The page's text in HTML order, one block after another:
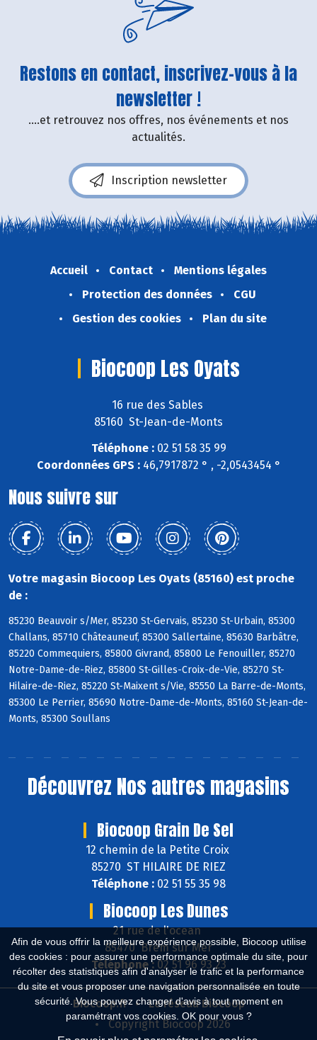
Afin de vous offrir la meilleure expérience possible, Biocoop utilise
des cookies : pour assurer une performance optimale du site, pour
récolter des statistiques afin d'analyser le trafic et la performance
du site et vous proposer une navigation personnalisée en toute
sécurité. Vous pouvez changer d'avis à tout moment en
paramétrant vos cookies. OK pour vous ?
Restons en contact, inscrivez-vous à la
newsletter !
....et retrouvez nos offres, nos événements et nos
actualités.
Inscription newsletter
Accueil Contact
Mentions légales
Protection des données
CGU
Gestion des cookies
Plan du site
Biocoop Les Oyats
16 rue des Sables
85160 St-Jean-de-Monts
Téléphone :02 51 58 35 99
Coordonnées GPS :46,7917872 ° , -2,0543454 °
Nous suivre sur
Votre magasin Biocoop Les Oyats (85160) est proche
de :
85230 Beauvoir s/Mer, 85230 St-Gervais, 85230 St-Urbain, 85300
Challans, 85710 Châteauneuf, 85300 Sallertaine, 85630 Barbâtre,
85220 Commequiers, 85800 Givrand, 85800 Le Fenouiller, 85270
Notre-Dame-de-Riez, 85800 St-Gilles-Croix-de-Vie, 85270 St-
Hilaire-de-Riez, 85220 St-Maixent s/Vie, 85550 La Barre-de-Monts,
85300 Le Perrier, 85690 Notre-Dame-de-Monts, 85160 St-Jean-de-
Monts, 85300 Soullans
Découvrez Nos autres magasins
Biocoop Grain De Sel
12 chemin de la Petite Croix
85270 ST HILAIRE DE RIEZ
Téléphone : 02 51 55 35 98
Biocoop Les Dunes
21 rue de l'ocean
85470 Brem sur Mer
Téléphone :02 51 96 93 23
Biocoop.fr
Le réseau Biocoop
Copyright Biocoop 2026